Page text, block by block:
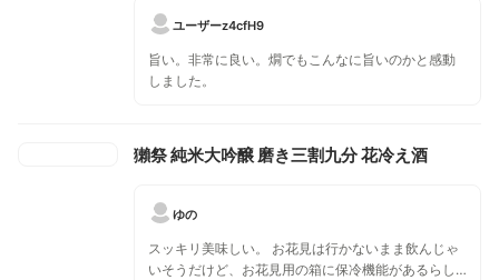
ユーザーz4cfH9
旨い。非常に良い。燗でもこんなに旨いのかと感動
しました。
獺祭 純米大吟醸 磨き三割九分 花冷え酒
ゆの
スッキリ美味しい。 お花見は行かないまま飲んじゃ
いそうだけど、お花見用の箱に保冷機能があるらし